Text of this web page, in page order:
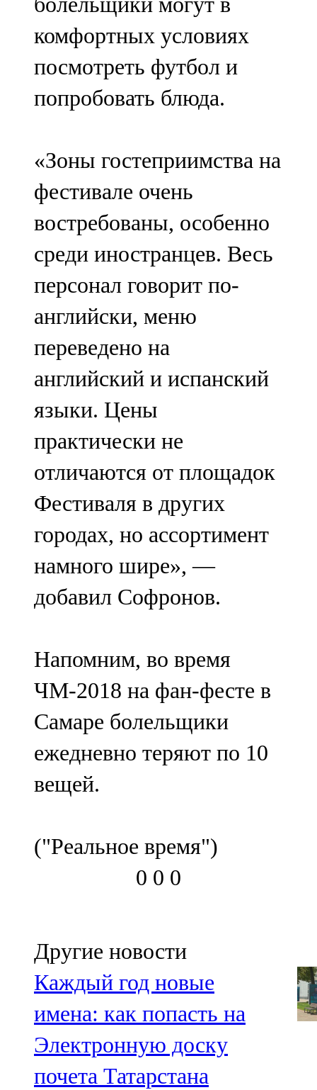
комфортных условиях
посмотреть футбол и
попробовать блюда.
«Зоны гостеприимства на
фестивале очень
востребованы, особенно
среди иностранцев. Весь
персонал говорит по-
английски, меню
переведено на
английский и испанский
языки. Цены
практически не
отличаются от площадок
Фестиваля в других
городах, но ассортимент
намного шире», —
добавил Софронов.
Напомним, во время
ЧМ-2018 на фан-фесте в
Самаре болельщики
ежедневно теряют по 10
вещей.
("Реальное время")
0 0 0
Другие новости
Каждый год новые
имена: как попасть на
Электронную доску
почета Татарстана